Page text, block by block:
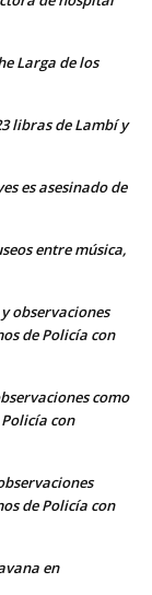
Larga de los
libras de Lambí y
es asesinado de
entre música,
observaciones
de Policía con
como
con
de Policía con
en